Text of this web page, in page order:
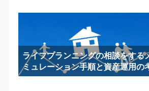
ライフプランニングの相談をする
ミュレーション手順と資産運用の